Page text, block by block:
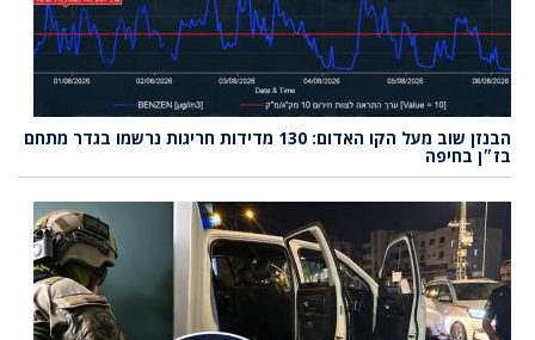
הבנזן שוב מעל הקו האדום: 130 מדידות חריגות נרשמו בגדר מתחם
בז״ן בחיפה